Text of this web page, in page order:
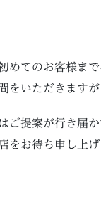
めてのお客様ま
をいただきます
ご提案が行き届
をお待ち申し上げ